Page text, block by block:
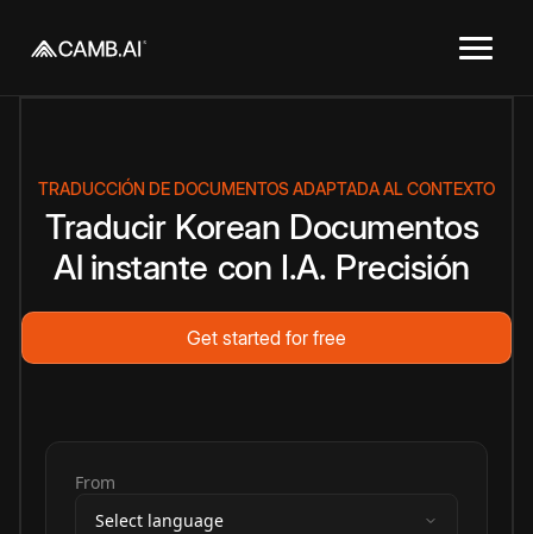
TRADUCCIÓN DE DOCUMENTOS ADAPTADA AL CONTEXTO
Traducir Korean Documentos
Al instante con I.A. Precisión
Get started for free
From
Select language